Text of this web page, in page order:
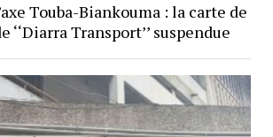
Touba-Biankouma : la carte de
Transport’’ suspendue